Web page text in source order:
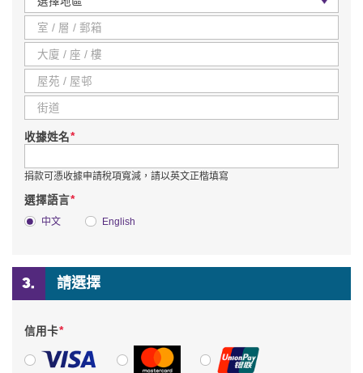
收據姓名*
捐款可憑收據申請稅項寬減，請以英文正楷填寫
選擇語言*
中文 English
請選擇
信用卡*
萬事達卡 銀聯